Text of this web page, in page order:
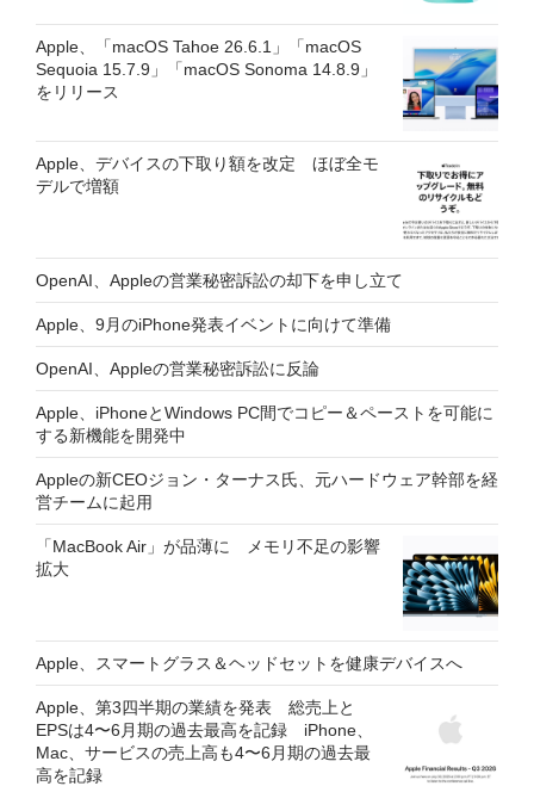
Apple、「macOS Tahoe 26.6.1」「macOS
Sequoia 15.7.9」「macOS Sonoma 14.8.9」
をリリース
Apple、デバイスの下取り額を改定 ほぼ全モ
デルで増額
OpenAI、Appleの営業秘密訴訟の却下を申し立て
Apple、9月のiPhone発表イベントに向けて準備
OpenAI、Appleの営業秘密訴訟に反論
Apple、iPhoneとWindows PC間でコピー＆ペーストを可能に
する新機能を開発中
Appleの新CEOジョン・ターナス氏、元ハードウェア幹部を経
営チームに起用
「MacBook Air」が品薄に メモリ不足の影響
拡大
Apple、スマートグラス＆ヘッドセットを健康デバイスへ
Apple、第3四半期の業績を発表 総売上と
EPSは4〜6月期の過去最高を記録 iPhone、
Mac、サービスの売上高も4〜6月期の過去最
高を記録